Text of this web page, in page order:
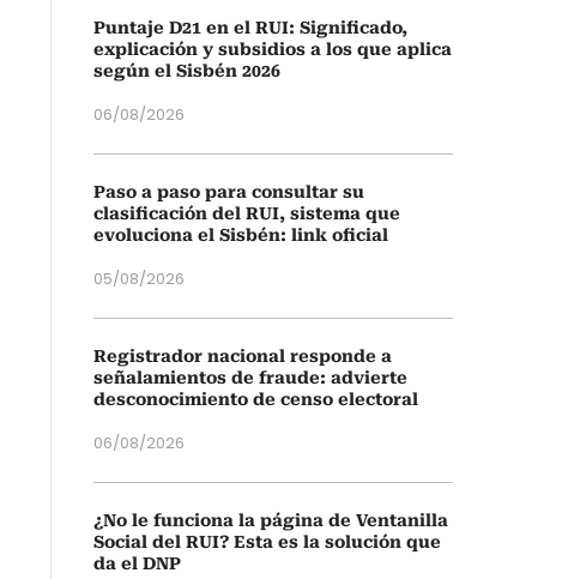
Puntaje D21 en el RUI: Significado,
explicación y subsidios a los que aplica
según el Sisbén 2026
06/08/2026
Paso a paso para consultar su
clasificación del RUI, sistema que
evoluciona el Sisbén: link oficial
05/08/2026
Registrador nacional responde a
señalamientos de fraude: advierte
desconocimiento de censo electoral
06/08/2026
¿No le funciona la página de Ventanilla
Social del RUI? Esta es la solución que
da el DNP